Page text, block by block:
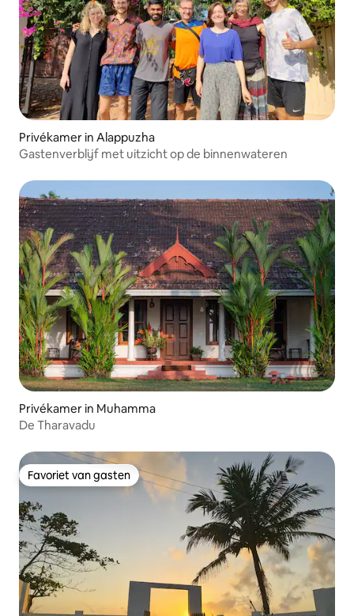
Privékamer in Alappuzha
Gastenverblijf met uitzicht op de binnenwateren
Privékamer in Muhamma
De Tharavadu
Favoriet van gasten
Favoriet van gasten